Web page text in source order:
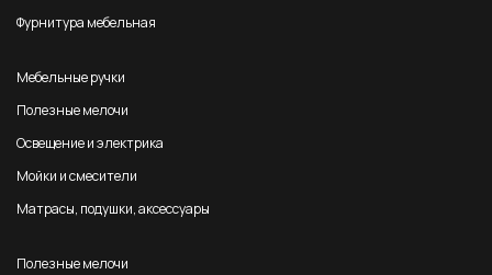
Фурнитура мебельная
Мебельные ручки
Полезные мелочи
Освещение и электрика
Мойки и смесители
Матрасы, подушки, аксессуары
Полезные мелочи